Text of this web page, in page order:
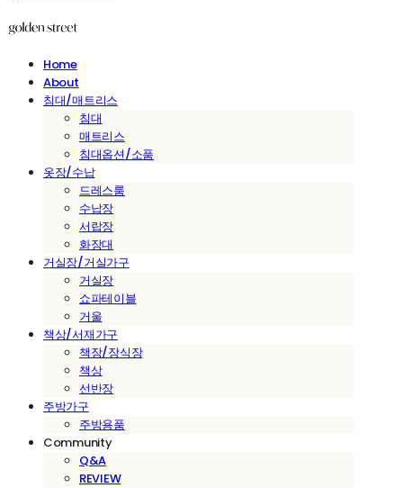
Home
About
침대/매트리스
침대
매트리스
침대옵션/소품
옷장/수납
드레스룸
수납장
서랍장
화장대
거실장/거실가구
거실장
쇼파테이블
거울
책상/서재가구
책장/장식장
책상
선반장
주방가구
주방용품
Community
Q&A
REVIEW